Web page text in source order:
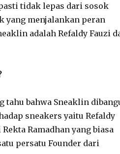
tidak lepas dari sosok
yang menjalankan peran
adalah Refaldy Fauzi
tahu bahwa Sneaklin
sneakers yaitu Refaldy
Ramadhan yang biasa
persatu Founder dari